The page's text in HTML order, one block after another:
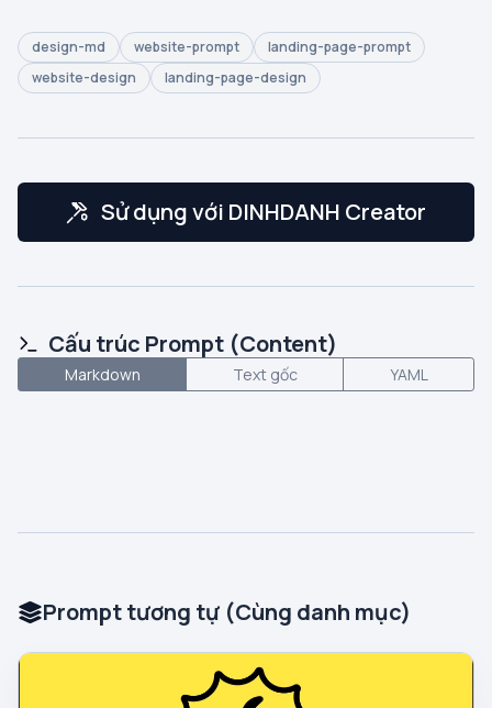
design-md website-prompt
landing-page-prompt
website-design
landing-page-design
Sử dụng với DINHDANH Creator
Cấu trúc Prompt (Content)
Markdown Text gốc YAML
Prompt tương tự (Cùng danh mục)